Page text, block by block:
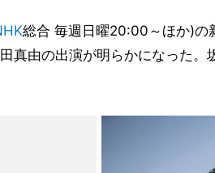
総合 毎週日曜20:00～ほか)の
真由の出演が明らかになった。